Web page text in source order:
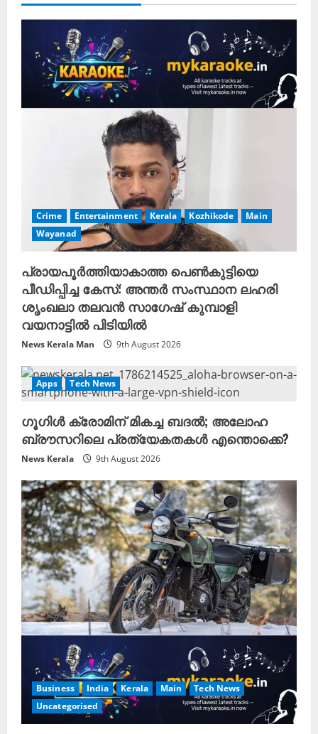
Crime Entertainment Kerala Kozhikode
Main
Wayanad
പ്രായപൂർത്തിയാകാത്ത പെൺകുട്ടിയെ
പീഡിപ്പിച്ച കേസ്: അന്തർ സംസ്ഥാന ലഹരി
ശൃംഖലാ തലവൻ സാഗേഷ് കുമ്പാളി
വയനാട്ടിൽ പിടിയിൽ
News Kerala Man 9th August 2026
Apps Tech News
ഗൂഗിൾ ക്രോമിന് മികച്ച ബദൽ; അലോഹ
ബ്രൗസറിലെ പ്രത്യേകതകൾ എന്തൊക്കെ?
News Kerala 9th August 2026
Business India Kerala Main
Tech News
Uncategorised